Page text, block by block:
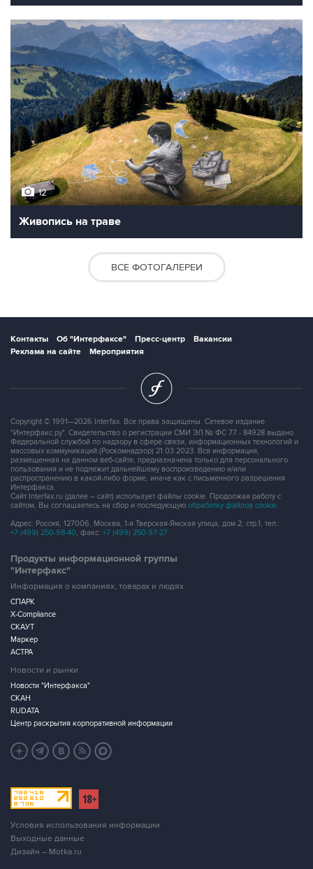
12
Живопись на траве
ВСЕ ФОТОГАЛЕРЕИ
Контакты Об "Интерфаксе" Пресс-центр
Вакансии
Реклама на сайте
Мероприятия
Copyright © 1991—2026 Interfax. Все права защищены. Сетевое издание
"Интерфакс.ру". Свидетельство о регистрации СМИ ЭЛ № ФС 77 - 84928 выдано
Федеральной службой по надзору в сфере связи, информационных технологий и
массовых коммуникаций (Роскомнадзор) 21.03.2023. Вся информация,
размещенная на данном веб-сайте, предназначена только для персонального
пользования и не подлежит дальнейшему воспроизведению и/или
распространению в какой-либо форме, иначе как с письменного разрешения
Интерфакса.
Сайт Interfax.ru (далее – сайт) использует файлы cookie. Продолжая работу с
сайтом, Вы соглашаетесь на сбор и последующую обработку файлов cookie.
Адрес: Россия, 127006, Москва, 1-я Тверская-Ямская улица, дом 2, стр.1, тел.:
+7 (499) 250-98-40, факс: +7 (499) 250-97-27
Продукты информационной группы
"Интерфакс"
Информация о компаниях, товарах и людях
СПАРК
X-Compliance
СКАУТ
Маркер
АСТРА
Новости и рынки
Новости "Интерфакса"
СКАН
RUDATA
Центр раскрытия корпоративной информации
Условия использования информации
Выходные данные
Дизайн – Motka.ru